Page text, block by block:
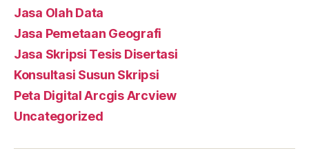
Jasa Olah Data
Jasa Pemetaan Geografi
Jasa Skripsi Tesis Disertasi
Konsultasi Susun Skripsi
Peta Digital Arcgis Arcview
Uncategorized